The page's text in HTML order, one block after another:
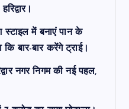
स्टाइल में बनाएं पान के
बार-बार करेंगे ट्राई।
नगर निगम की नई पहल,